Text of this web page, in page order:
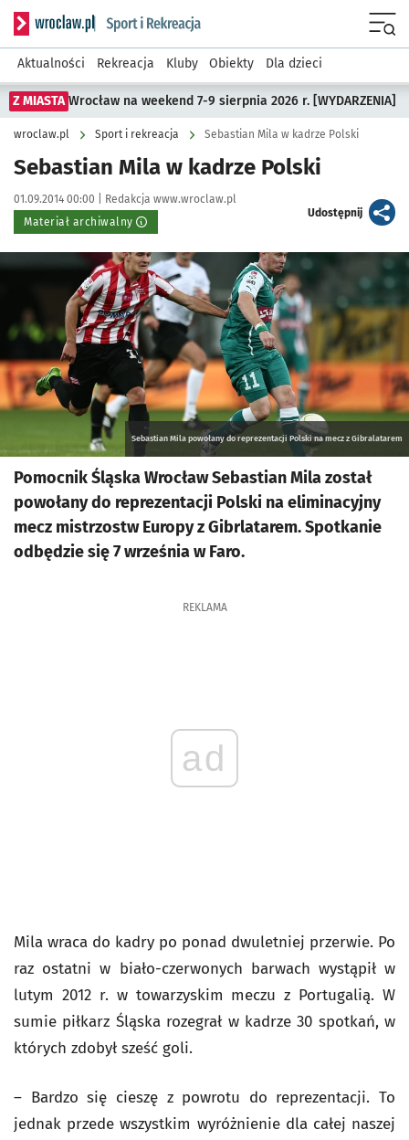
Serwis informacyjny wroclaw.pl podserwis: Sport i rekreacja
Aktualności Rekreacja Kluby Obiekty Dla dzieci
Z MIASTA Wrocław na weekend 7-9 sierpnia 2026 r. [WYDARZENIA]
wroclaw.pl Sport i rekreacja Sebastian Mila w kadrze Polski
Sebastian Mila w kadrze Polski
Data publikacji:
01.09.2014 00:00 | Autor:
Redakcja www.wroclaw.pl
Materiał archiwalny
Udostępnijartykuł
Kliknij, aby powiększyć
Sebastian Mila powołany do reprezentacji Polski na mecz z Gibralatarem
Pomocnik Śląska Wrocław Sebastian Mila został
powołany do reprezentacji Polski na eliminacyjny
mecz mistrzostw Europy z Gibrlatarem. Spotkanie
odbędzie się 7 września w Faro.
REKLAMA
ad
Mila wraca do kadry po ponad dwuletniej przerwie. Po
raz ostatni w biało-czerwonych barwach wystąpił w
lutym 2012 r. w towarzyskim meczu z Portugalią. W
sumie piłkarz Śląska rozegrał w kadrze 30 spotkań, w
których zdobył sześć goli.
– Bardzo się cieszę z powrotu do reprezentacji. To
jednak przede wszystkim wyróżnienie dla całej naszej